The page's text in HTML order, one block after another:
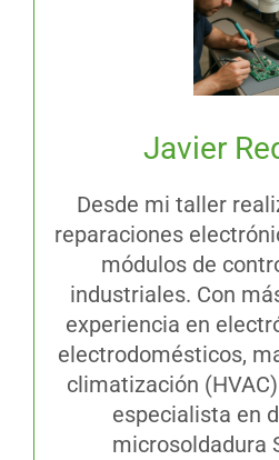
Javier
Desde mi taller
reparaciones
módulos de
industriales. Con
experiencia en
electrodomésticos,
climatización
especialista en
microsoldadura